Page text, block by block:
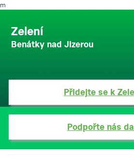
m
Zelení
Benátky nad Jizerou
Přidejte se k
Podpořte nás